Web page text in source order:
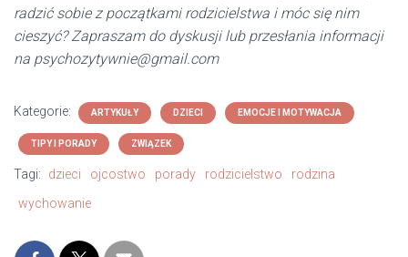
radzić sobie z początkami rodzicielstwa i móc się nim
cieszyć? Zapraszam do dyskusji lub przesłania informacji
na psychozytywnie@gmail.com
Kategorie: ARTYKUŁY DZIECI EMOCJE I MOTYWACJA
TIPY I PORADY ZWIĄZEK
Tagi: dzieci ojcostwo porady rodzicielstwo
rodzina
wychowanie